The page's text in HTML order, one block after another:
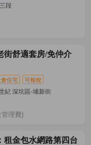
段
街舒適套房/免仲介
住宅 可報稅
紀 深坑區-埔新街
管理費)
租金包水網路第四台